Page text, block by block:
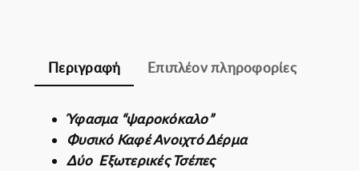
Περιγραφή Επιπλέον πληροφορίες
Ύφασμα “ψαροκόκαλο”
Φυσικό Καφέ Ανοιχτό Δέρμα
Δύο Εξωτερικές Τσέπες